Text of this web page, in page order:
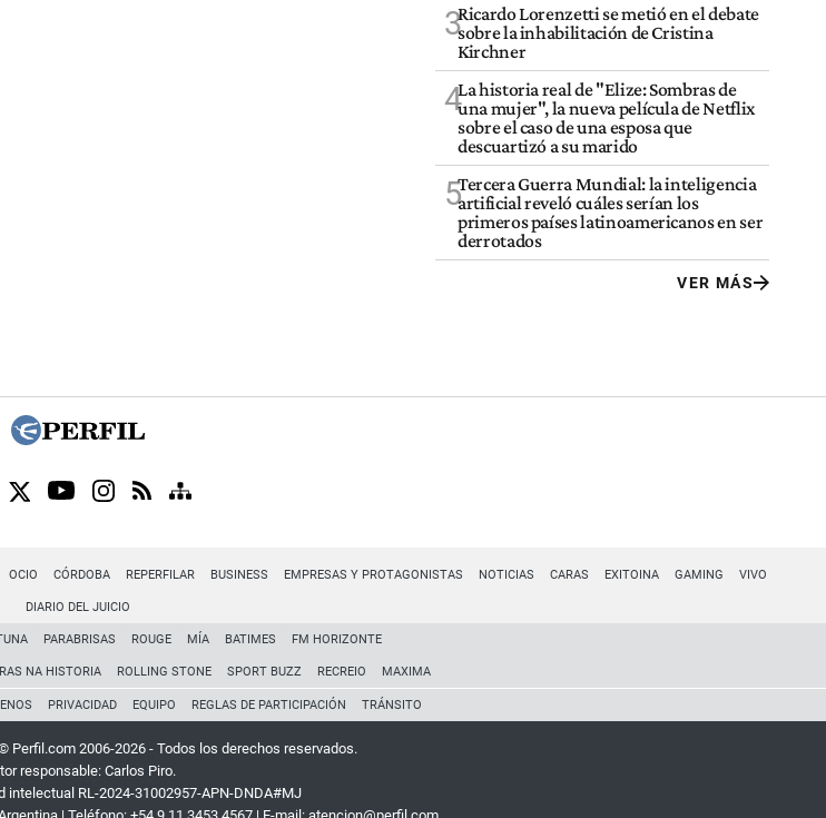
3Ricardo Lorenzetti se metió en el debate
sobre la inhabilitación de Cristina
Kirchner
4La historia real de "Elize: Sombras de
una mujer", la nueva película de Netflix
sobre el caso de una esposa que
descuartizó a su marido
5Tercera Guerra Mundial: la inteligencia
artificial reveló cuáles serían los
primeros países latinoamericanos en ser
derrotados
VER MÁS
OCIO CÓRDOBA REPERFILAR BUSINESS EMPRESAS Y PROTAGONISTAS NOTICIAS CARAS EXITOINA GAMING VIVO
DIARIO DEL JUICIO
PARABRISAS ROUGE MÍA BATIMES FM HORIZONTE
NA HISTORIA ROLLING STONE SPORT BUZZ RECREIO MAXIMA
PRIVACIDAD EQUIPO REGLAS DE PARTICIPACIÓN TRÁNSITO
Perfil.com 2006-2026 - Todos los derechos reservados.
responsable: Carlos Piro.
intelectual RL-2024-31002957-APN-DNDA#MJ